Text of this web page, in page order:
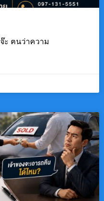
ะ ฅนว่าความ